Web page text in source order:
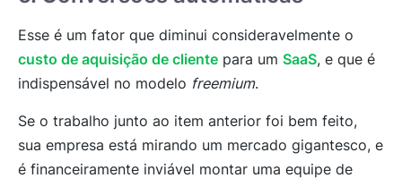
Esse é um fator que diminui consideravelmente o
custo de aquisição de cliente para um SaaS, e que é
indispensável no modelo freemium.
Se o trabalho junto ao item anterior foi bem feito,
sua empresa está mirando um mercado gigantesco, e
é financeiramente inviável montar uma equipe de